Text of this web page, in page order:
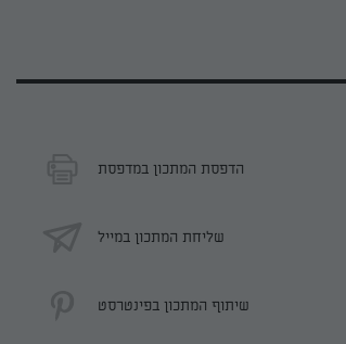
הדפסת המתכון במדפסת
שליחת המתכון במייל
שיתוף המתכון בפינטרסט